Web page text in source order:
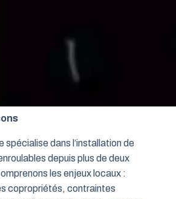
spécialise dans l’installation de
depuis plus de deux
les enjeux locaux :
copropriétés, contraintes